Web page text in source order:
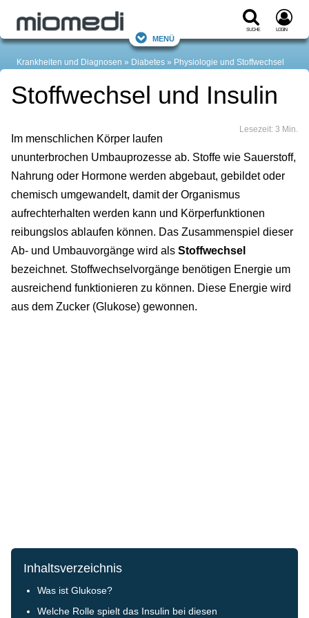
Suche Login
Menü
Krankheiten und Diagnosen Diabetes Physiologie und Stoffwechsel
Stoffwechsel und Insulin
Lesezeit: 3 Min.
Im menschlichen Körper laufen
ununterbrochen Umbauprozesse ab. Stoffe wie Sauerstoff,
Nahrung oder Hormone werden abgebaut, gebildet oder
chemisch umgewandelt, damit der Organismus
aufrechterhalten werden kann und Körperfunktionen
reibungslos ablaufen können. Das Zusammenspiel dieser
Ab- und Umbauvorgänge wird als Stoffwechsel
bezeichnet. Stoffwechselvorgänge benötigen Energie um
ausreichend funktionieren zu können. Diese Energie wird
aus dem Zucker (Glukose) gewonnen.
Inhaltsverzeichnis
Was ist Glukose?
Welche Rolle spielt das Insulin bei diesen